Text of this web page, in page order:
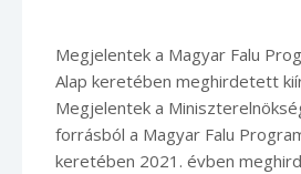
Megjelentek a Magyar Falu
Alap keretében meghirdetett
Megjelentek a
forrásból a Magyar Falu
keretében 2021. évben